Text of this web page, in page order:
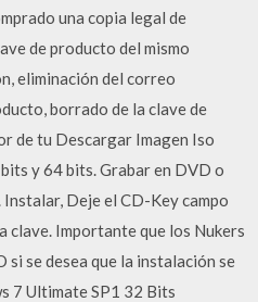
una copia legal de
de producto del mismo
eliminación del correo
borrado de la clave de
de tu Descargar Imagen Iso
y 64 bits. Grabar en DVD o
Deje el CD-Key campo
clave. Importante que los Nukers
si se desea que la instalación se
7 Ultimate SP1 32 Bits